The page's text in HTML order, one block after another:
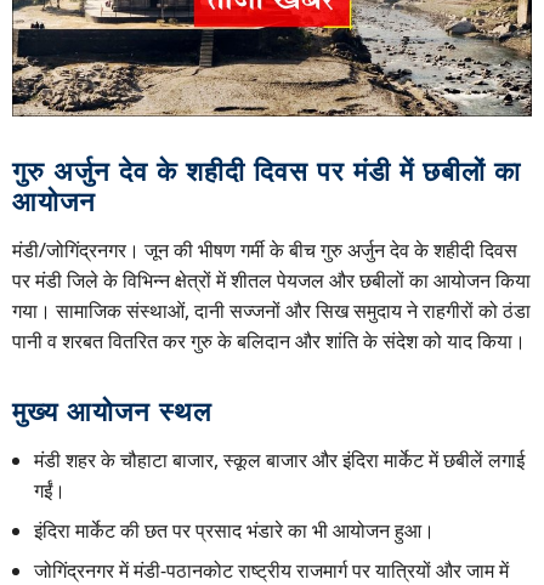
गुरु अर्जुन देव के शहीदी दिवस पर मंडी में छबीलों का
आयोजन
मंडी/जोगिंद्रनगर। जून की भीषण गर्मी के बीच गुरु अर्जुन देव के शहीदी दिवस
पर मंडी जिले के विभिन्न क्षेत्रों में शीतल पेयजल और छबीलों का आयोजन किया
गया। सामाजिक संस्थाओं, दानी सज्जनों और सिख समुदाय ने राहगीरों को ठंडा
पानी व शरबत वितरित कर गुरु के बलिदान और शांति के संदेश को याद किया।
मुख्य आयोजन स्थल
मंडी शहर के चौहाटा बाजार, स्कूल बाजार और इंदिरा मार्केट में छबीलें लगाई
गईं।
इंदिरा मार्केट की छत पर प्रसाद भंडारे का भी आयोजन हुआ।
जोगिंद्रनगर में मंडी-पठानकोट राष्ट्रीय राजमार्ग पर यात्रियों और जाम में